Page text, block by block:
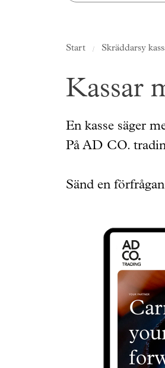
Start Skräddarsy
Kassar
En kasse säger
På AD CO.
Sänd en